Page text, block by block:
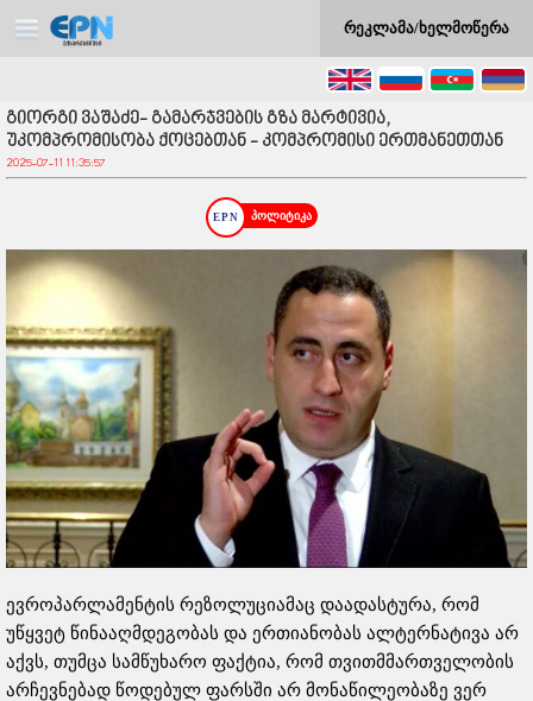
რეკლამა/ხელმოწერა
გიორგი ვაშაძე- გამარჯვების გზა მარტივია,
უკომპრომისობა ქოცებთან - კომპრომისი ერთმანეთთან
2025-07-11 11:35:57
პოლიტიკა
ევროპარლამენტის რეზოლუციამაც დაადასტურა, რომ
უწყვეტ წინააღმდეგობას და ერთიანობას ალტერნატივა არ
აქვს, თუმცა სამწუხარო ფაქტია, რომ თვითმმართველობის
არჩევნებად წოდებულ ფარსში არ მონაწილეობაზე ვერ